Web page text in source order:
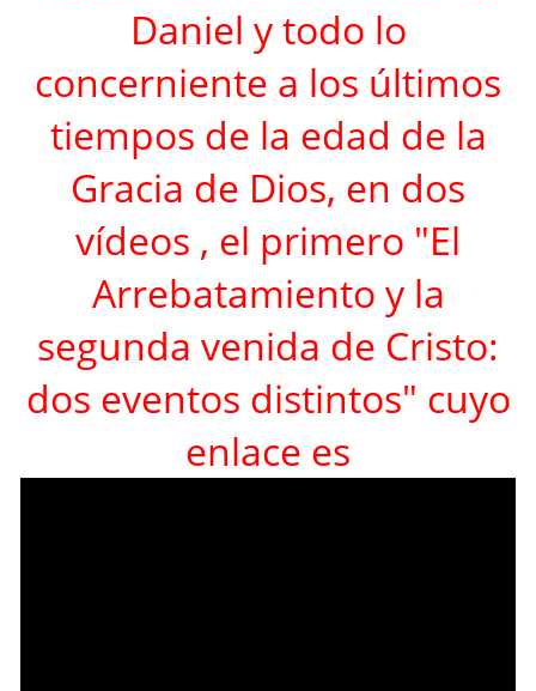
Daniel y todo lo
concerniente a los últimos
tiempos de la edad de la
Gracia de Dios, en dos
vídeos , el primero "El
Arrebatamiento y la
segunda venida de Cristo:
dos eventos distintos" cuyo
enlace es